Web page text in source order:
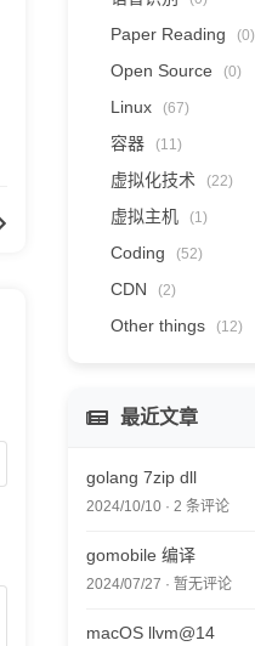
Paper Reading (0)
Open Source (0)
Linux (67)
容器 (11)
虚拟化技术 (22)
虚拟主机 (1)
Coding (52)
CDN (2)
Other things (12)
最近文章
golang 7zip dll
2024/10/10 · 2 条评论
gomobile 编译
2024/07/27 · 暂无评论
macOS llvm@14